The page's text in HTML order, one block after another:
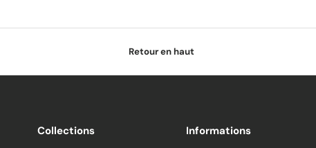
Retour en haut
Collections
Informations